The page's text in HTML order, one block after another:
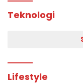
Teknologi
Lifestyle